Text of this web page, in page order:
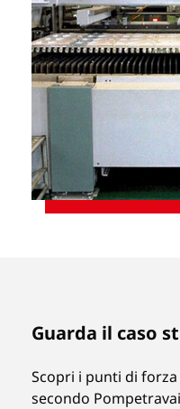
Guarda il caso
Scopri i punti di forza
secondo